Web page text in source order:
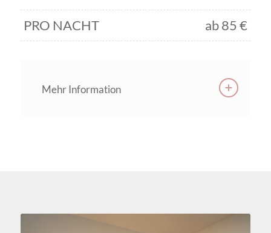
PRO NACHT ab 85 €
Mehr Information